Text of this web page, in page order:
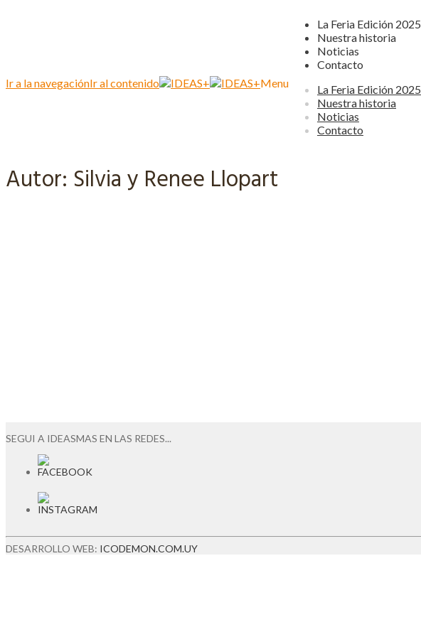
Ir a la navegaciónIr al contenido Menu
La Feria Edición 2025
Nuestra historia
Noticias
Contacto
La Feria Edición 2025
Nuestra historia
Noticias
Contacto
Autor: Silvia y Renee Llopart
SEGUI A IDEASMAS EN LAS REDES...
DESARROLLO WEB: ICODEMON.COM.UY